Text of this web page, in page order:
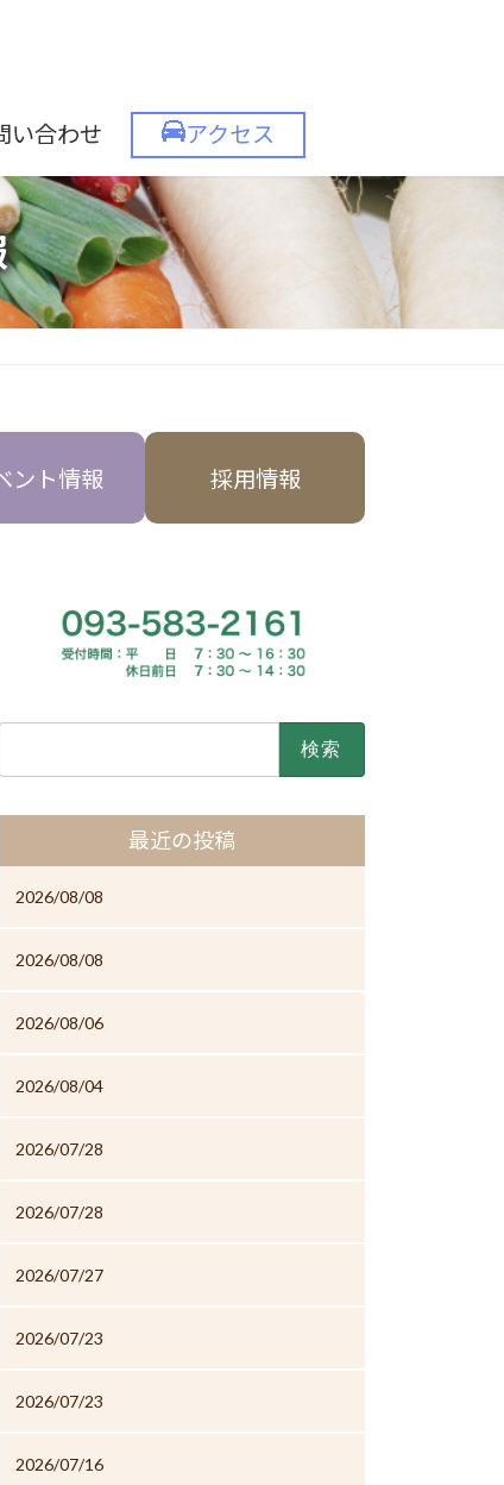
い合わせ アクセス
ント情報 採用情報
最近の投稿
2026/08/08
2026/08/08
2026/08/06
2026/08/04
2026/07/28
2026/07/28
2026/07/27
2026/07/23
2026/07/23
2026/07/16